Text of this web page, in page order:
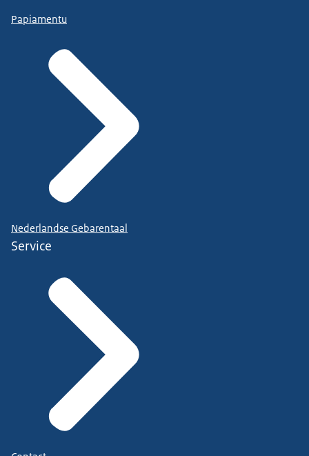
Papiamentu
Nederlandse Gebarentaal
Service